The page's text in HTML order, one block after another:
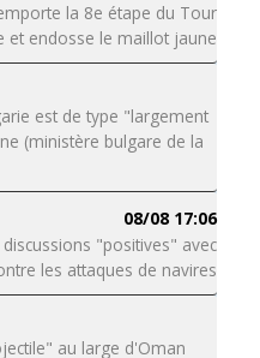
la 8e étape du Tour
et endosse le maillot jaune
est de type "largement
(ministère bulgare de la
08/08 17:06
"positives" avec
les attaques de navires
au large d'Oman